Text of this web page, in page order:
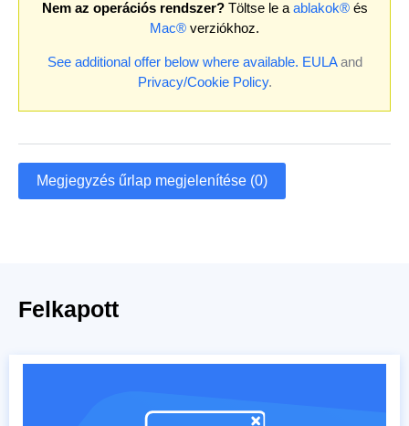
Nem az operációs rendszer?Töltse le a ablakok®és
Mac® verziókhoz.
See additional offer below where available. EULAand
Privacy/Cookie Policy.
Megjegyzés űrlap megjelenítése (0)
Felkapott